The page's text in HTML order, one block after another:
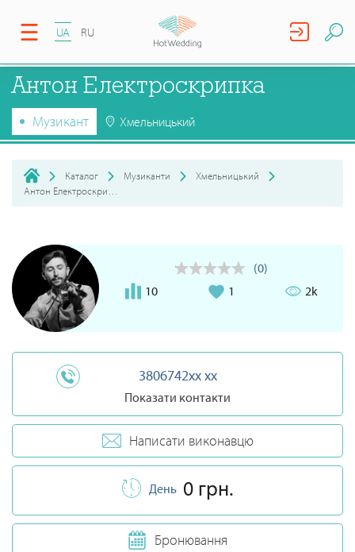
UA RU
Антон Електроскрипка
Музикант Хмельницький
Каталог Музиканти
Хмельницький
(0)
10
1 2k
3806742xx xx
Показати контакти
Написати виконавцю
День 0 грн.
Бронювання